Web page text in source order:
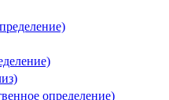
определение)